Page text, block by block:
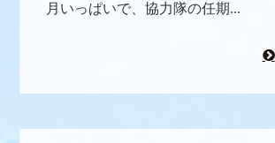
月いっぱいで、協力隊の任期...